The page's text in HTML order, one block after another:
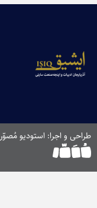
طراحی و اجرا: استودیو مُصوّر